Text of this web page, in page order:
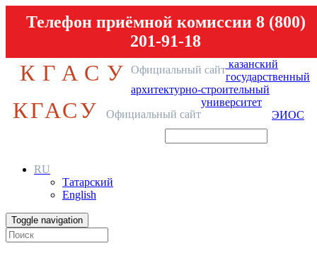
Телефон приёмной комиссии 8 (800)
201-91-18
КГАСУ Официальный сайт казанский
государственный
архитектурно-строительный
университет
КГАСУ Официальный сайт ЭИОС
RU
Татарский
English
Toggle navigation